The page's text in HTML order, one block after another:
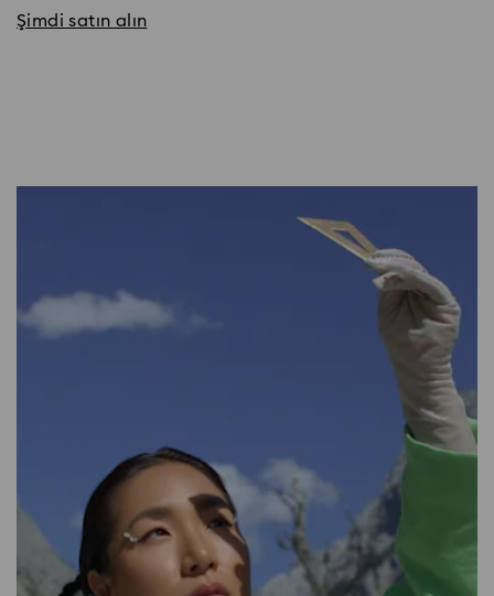
Şimdi satın alın